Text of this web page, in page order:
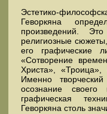
Эстетико-
Геворкяна
произведений.
религиозные
его графические
«Сотворение
Христа»,
Именно
осознание своего
графическая
Геворкяна столь